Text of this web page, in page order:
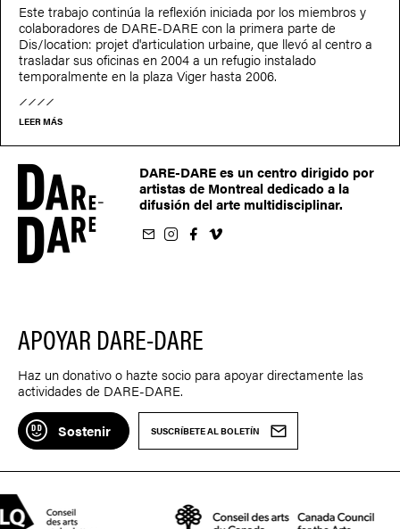
Este trabajo continúa la reflexión iniciada por los miembros y
colaboradores de DARE-DARE con la primera parte de
Dis/location: projet d'articulation urbaine, que llevó al centro a
trasladar sus oficinas en 2004 a un refugio instalado
temporalmente en la plaza Viger hasta 2006.
LEER MÁS
DARE-DARE es un centro dirigido por
artistas de Montreal dedicado a la
difusión del arte multidisciplinar.
sur Instagram
sur Facebook
nous sur Vimeo
APOYAR DARE-DARE
Haz un donativo o hazte socio para apoyar directamente las
actividades de DARE-DARE.
Sostenir SUSCRÍBETE AL BOLETÍN